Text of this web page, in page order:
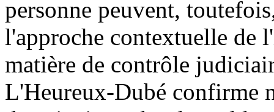
personne peuvent,
l'approche contextuelle de
matière de contrôle
L'Heureux-Dubé confirme